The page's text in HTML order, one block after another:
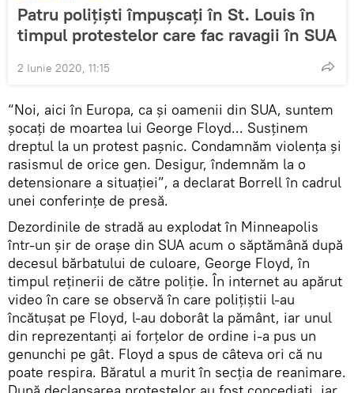
Patru polițiști împușcați în St. Louis în
timpul protestelor care fac ravagii în SUA
2 Iunie 2020, 11:15
“Noi, aici în Europa, ca și oamenii din SUA, suntem
șocați de moartea lui George Floyd... Susținem
dreptul la un protest pașnic. Condamnăm violența și
rasismul de orice gen. Desigur, îndemnăm la o
detensionare a situației”, a declarat Borrell în cadrul
unei conferințe de presă.
Dezordinile de stradă au explodat în Minneapolis
într-un șir de orașe din SUA acum o săptămână după
decesul bărbatului de culoare, George Floyd, în
timpul reținerii de către poliție. În internet au apărut
video în care se observă în care polițiștii l-au
încătușat pe Floyd, l-au doborât la pământ, iar unul
din reprezentanți ai forțelor de ordine i-a pus un
genunchi pe gât. Floyd a spus de câteva ori că nu
poate respira. Băratul a murit în secția de reanimare.